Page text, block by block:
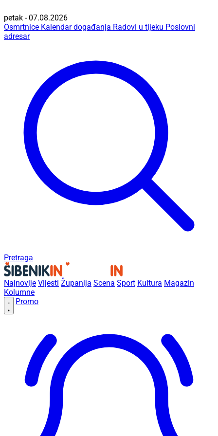
petak - 07.08.2026
Osmrtnice Kalendar događanja Radovi u tijeku Poslovni
adresar
Pretraga
Najnovije Vijesti Županija Scena Sport Kultura Magazin
Kolumne
Promo